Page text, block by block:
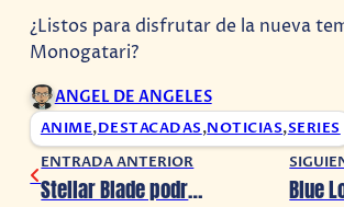
¿Listos para disfrutar de la nueva
Monogatari?
ANGEL DE ANGELES
ANIME,DESTACADAS,NOTICIAS,SERIES
ENTRADA ANTERIOR
Stellar Blade podría agregar el modo fotografía